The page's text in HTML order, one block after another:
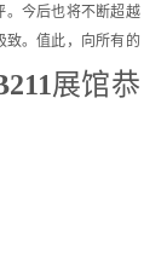
。今后也将不断超越
致。值此，向所有的
展馆恭